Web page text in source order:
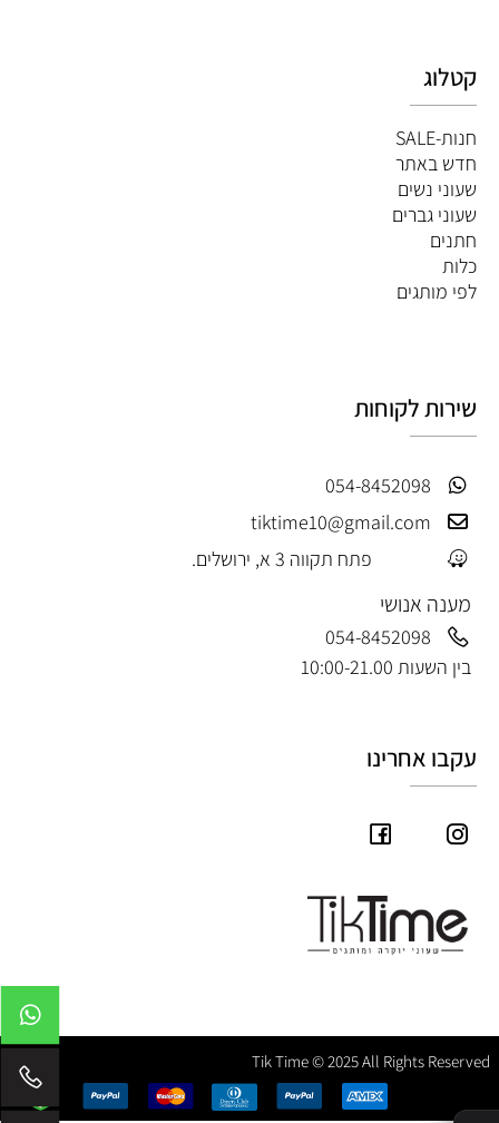
קטלוג
חנות-SALE
חדש באתר
שעוני נשים
שעוני גברים
חתנים
כלות
לפי מותגים
שירות לקוחות
054-8452098
tiktime10@gmail.com
פתח תקווה 3 א, ירושלים.
מענה אנושי
054-8452098
בין השעות 10:00-21.00
עקבו אחרינו
Tik Time © 2025 All Rights Reserved